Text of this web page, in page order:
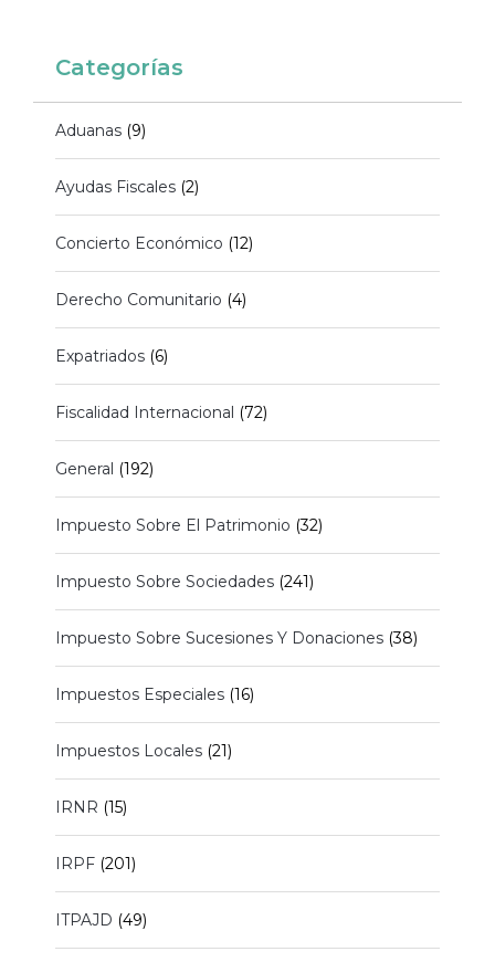
Categorías
Aduanas (9)
Ayudas Fiscales (2)
Concierto Económico (12)
Derecho Comunitario (4)
Expatriados (6)
Fiscalidad Internacional (72)
General (192)
Impuesto Sobre El Patrimonio (32)
Impuesto Sobre Sociedades (241)
Impuesto Sobre Sucesiones Y Donaciones (38)
Impuestos Especiales (16)
Impuestos Locales (21)
IRNR (15)
IRPF (201)
ITPAJD (49)